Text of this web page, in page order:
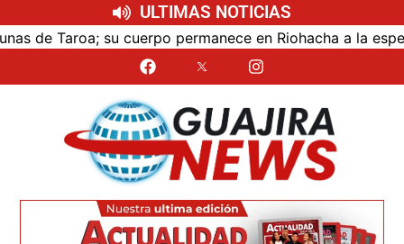
ULTIMAS NOTICIAS
permanece en Riohacha a la espera de ser